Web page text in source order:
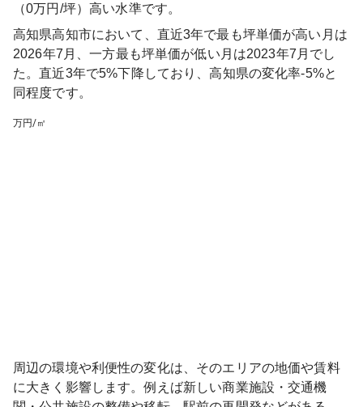
（0万円/坪）高い水準です。
高知県高知市において、直近3年で最も坪単価が高い月は
2026年7月
、一方最も坪単価が低い月は2023年7月 でし
た。直近3年で5%下降しており 、高知県の変化率-5%と
同程度です。
万円/㎡
周辺の環境や利便性の変化は、そのエリアの地価や賃料
に大きく影響します。例えば新しい商業施設・交通機